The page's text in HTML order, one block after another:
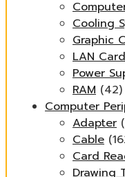
Cooling
Graphic
LAN Card
Power
RAM (42)
Computer
Adapter
Cable
Card
Drawing